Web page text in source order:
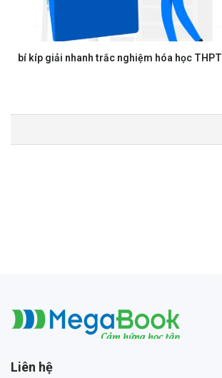
bí kíp giải nhanh trắc nghiệm hóa học THPT
Liên hệ